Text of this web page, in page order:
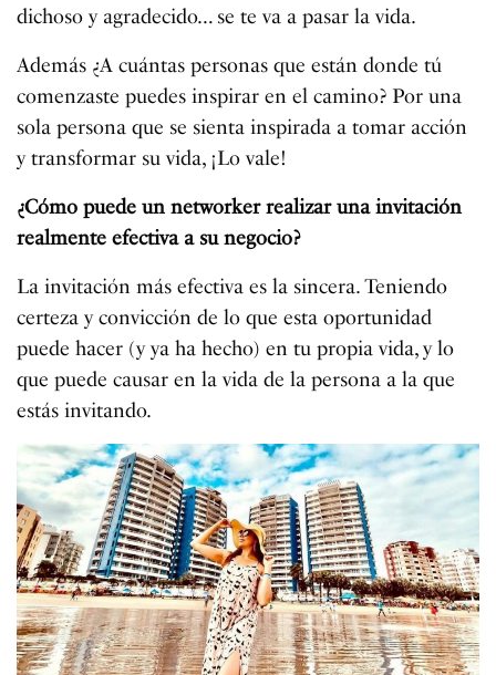
dichoso y agradecido… se te va a pasar la vida.
Además ¿A cuántas personas que están donde tú
comenzaste puedes inspirar en el camino? Por una
sola persona que se sienta inspirada a tomar acción
y transformar su vida, ¡Lo vale!
¿Cómo puede un networker realizar una invitación
realmente efectiva a su negocio?
La invitación más efectiva es la sincera. Teniendo
certeza y convicción de lo que esta oportunidad
puede hacer (y ya ha hecho) en tu propia vida, y lo
que puede causar en la vida de la persona a la que
estás invitando.